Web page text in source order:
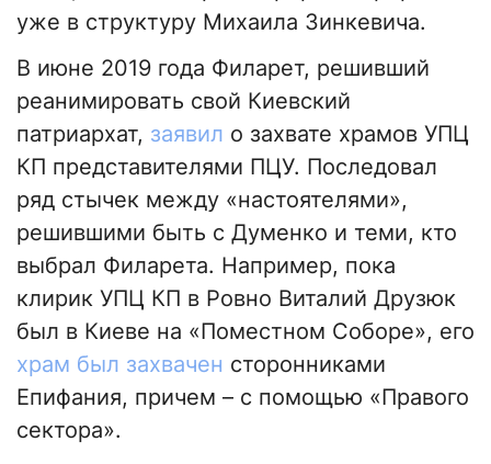
уже в структуру Михаила Зинкевича.
В июне 2019 года Филарет, решивший
реанимировать свой Киевский
патриархат, заявил о захвате храмов УПЦ
КП представителями ПЦУ. Последовал
ряд стычек между «настоятелями»,
решившими быть с Думенко и теми, кто
выбрал Филарета. Например, пока
клирик УПЦ КП в Ровно Виталий Друзюк
был в Киеве на «Поместном Соборе», его
храм был захвачен сторонниками
Епифания, причем – с помощью «Правого
сектора».